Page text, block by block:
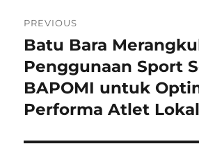
pos
PREVIOUS
Previous
post:
Batu Bara
Penggunaan Sport
BAPOMI untuk
Performa Atlet Lokal